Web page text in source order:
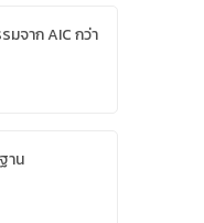
จาก AIC กว่า
าน